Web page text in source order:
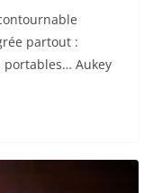
partout :
Aukey